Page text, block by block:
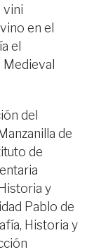
vini
en el
el
del
de
de
y
Pablo de
Historia y